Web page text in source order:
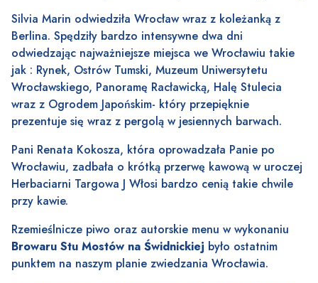
Silvia Marin odwiedziła Wrocław wraz z koleżanką z
Berlina. Spędziły bardzo intensywne dwa dni
odwiedzając najważniejsze miejsca we Wrocławiu takie
jak : Rynek, Ostrów Tumski, Muzeum Uniwersytetu
Wrocławskiego, Panoramę Racławicką, Halę Stulecia
wraz z Ogrodem Japońskim- który przepięknie
prezentuje się wraz z pergolą w jesiennych barwach.
Pani Renata Kokosza, która oprowadzała Panie po
Wrocławiu, zadbała o krótką przerwę kawową w uroczej
Herbaciarni Targowa J Włosi bardzo cenią takie chwile
przy kawie.
Rzemieślnicze piwo oraz autorskie menu w wykonaniu
Browaru Stu Mostów na Świdnickiej było ostatnim
punktem na naszym planie zwiedzania Wrocławia.